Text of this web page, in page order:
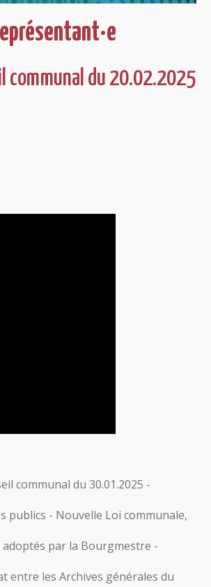
communal du 20.02.2025
communal du 30.01.2025 -
publics - Nouvelle Loi communale,
par la Bourgmestre -
entre les Archives générales du